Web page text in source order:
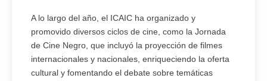
A lo largo del año, el ICAIC ha organizado y
promovido diversos ciclos de cine, como la Jornada
de Cine Negro, que incluyó la proyección de filmes
internacionales y nacionales, enriqueciendo la oferta
cultural y fomentando el debate sobre temáticas